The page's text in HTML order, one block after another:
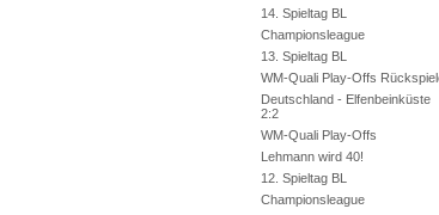
14. Spieltag BL
Championsleague
13. Spieltag BL
WM-Quali Play-Offs
Deutschland - Elfenbeinküste
2:2
WM-Quali Play-Offs
Lehmann wird 40!
12. Spieltag BL
Championsleague